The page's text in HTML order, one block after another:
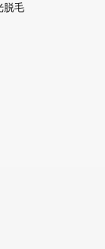
脱毛